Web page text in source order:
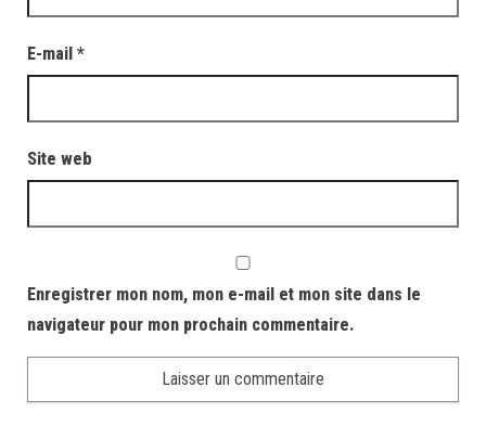
E-mail *
Site web
Enregistrer mon nom, mon e-mail et mon site dans le
navigateur pour mon prochain commentaire.